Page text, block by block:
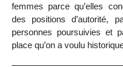
femmes parce qu’elles
des positions d’autorité,
personnes poursuivies et
place qu’on a voulu